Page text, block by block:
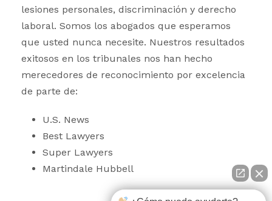
lesiones personales, discriminación y derecho
laboral. Somos los abogados que esperamos
que usted nunca necesite. Nuestros resultados
exitosos en los tribunales nos han hecho
merecedores de reconocimiento por excelencia
de parte de:
U.S. News
Best Lawyers
Super Lawyers
Martindale Hubbell